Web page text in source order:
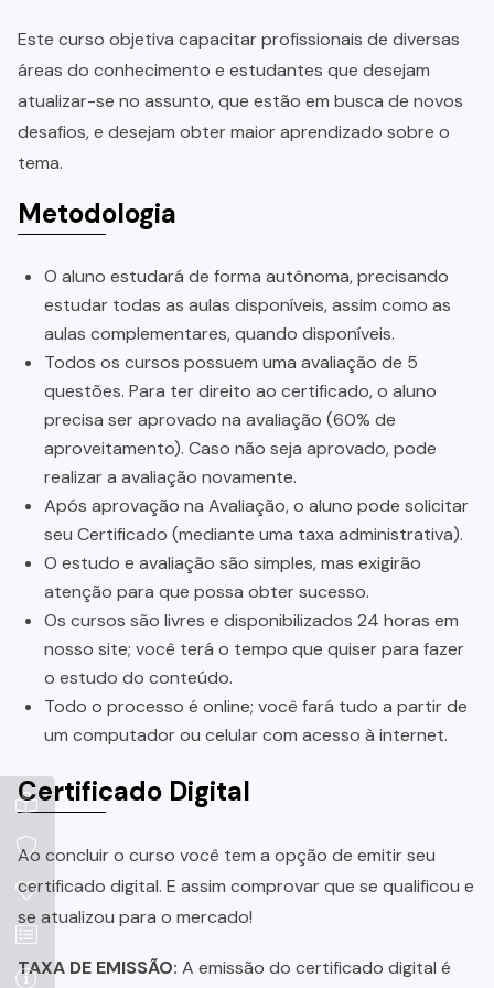
Este curso objetiva capacitar profissionais de diversas
áreas do conhecimento e estudantes que desejam
atualizar-se no assunto, que estão em busca de novos
desafios, e desejam obter maior aprendizado sobre o
tema.
Metodologia
O aluno estudará de forma autônoma, precisando
estudar todas as aulas disponíveis, assim como as
aulas complementares, quando disponíveis.
Todos os cursos possuem uma avaliação de 5
questões. Para ter direito ao certificado, o aluno
precisa ser aprovado na avaliação (60% de
aproveitamento). Caso não seja aprovado, pode
realizar a avaliação novamente.
Após aprovação na Avaliação, o aluno pode solicitar
seu Certificado (mediante uma taxa administrativa).
O estudo e avaliação são simples, mas exigirão
atenção para que possa obter sucesso.
Os cursos são livres e disponibilizados 24 horas em
nosso site; você terá o tempo que quiser para fazer
o estudo do conteúdo.
Todo o processo é online; você fará tudo a partir de
um computador ou celular com acesso à internet.
Certificado Digital
Ao concluir o curso você tem a opção de emitir seu
certificado digital. E assim comprovar que se qualificou e
se atualizou para o mercado!
TAXA DE EMISSÃO: A emissão do certificado digital é